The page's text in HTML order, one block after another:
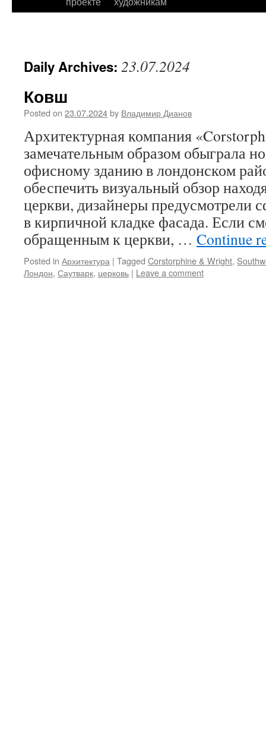
Daily Archives: 23.07.2024
Ковш
Posted on 23.07.2024by Владимир Дианов
Архитектурная компания
замечательным образом обыграла
офисному зданию в лондонском
обеспечить визуальный обзор
церкви, дизайнеры предусмотрели
в кирпичной кладке фасада. Если
обращенным к церкви, … Continue
Posted in Архитектура | Tagged Corstorphine & Wright,
Лондон, Саутварк, церковь | Leave a comment